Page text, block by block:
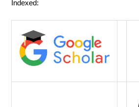
Indexed: